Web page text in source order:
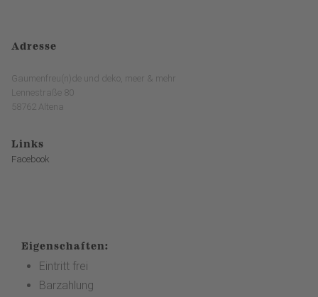
Adresse
Gaumenfreu(n)de und deko, meer & mehr
Lennestraße 80
58762 Altena
Links
Facebook
Eigenschaften:
Eintritt frei
Barzahlung